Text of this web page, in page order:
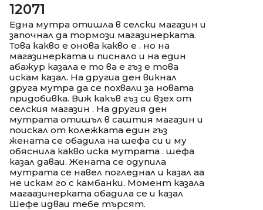
12071
Една мутра отишла в селски магазин и
започнал да тормози магазинерката.
Това какво е онова какво е . но на
магазинерката и писнало и на един
абажур казала е то ва е гъз е това
искам казал. На другиа ден викнал
друга мутра да се похвали за новата
придобивка. Виж какъв гъз си взех от
селския магазин . На другия ден
мутрата отишъл в саштия магазин и
поискал от колежката един гъз
жената се обадила на шефа си и му
обяснила какво иска мутрата . шефа
казал даваи. Жената се одупила
мутрата се навел погледнал и казал аа
не искам го с камбанки. Момент казала
магаазинерката обадила се и казал
Шефе идваи тебе търсят.